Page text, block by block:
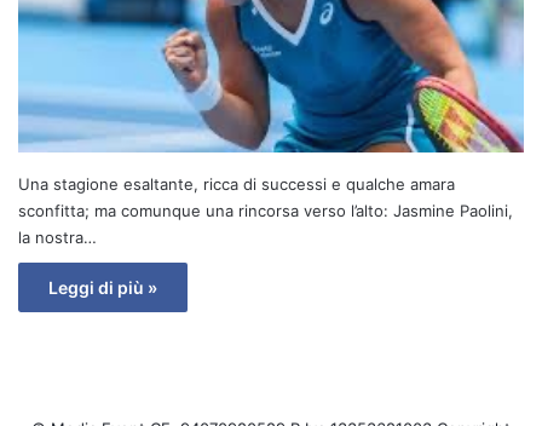
Una stagione esaltante, ricca di successi e qualche amara
sconfitta; ma comunque una rincorsa verso l’alto: Jasmine Paolini,
la nostra…
Leggi di più »